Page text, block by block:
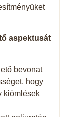
aspektusát
bevonat
hogy
kiömlések